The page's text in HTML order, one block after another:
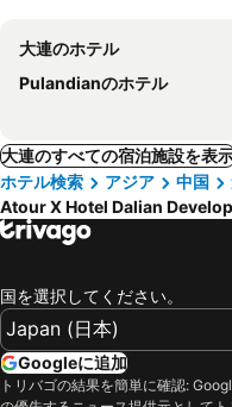
大連のホテル
Pulandianのホテル
大連のすべての宿泊施設を表
ホテル検索
アジア 中国
Atour X Hotel Dalian
国を選択してください。
Googleに追加
トリバゴの結果を簡単に確認: